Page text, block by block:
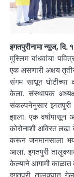
इगतपुरीनामा न्यूज, दि.
मुस्लिम बांधवांचा
एक असणारी अक्षय
संगम साधून घोटीच्या
केला. संस्थापक अध्यक्ष
संकल्पनेनुसार
झाला. एक वर्षांपासून
कोरोनाशी अविरत
करून जनमानसाला
आला. इगतपुरी
केल्याने आगामी काळात